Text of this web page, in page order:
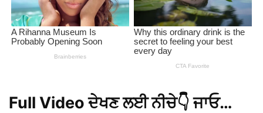
Full Video ਦੇਖਣ ਲਈ ਨੀਚੇ👇 ਜਾਓ…